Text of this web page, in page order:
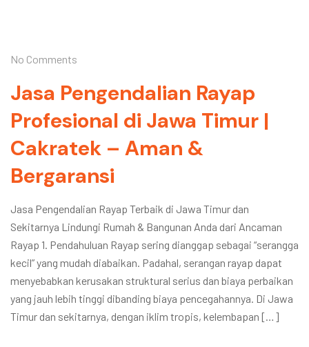
No Comments
Jasa Pengendalian Rayap
Profesional di Jawa Timur |
Cakratek – Aman &
Bergaransi
Jasa Pengendalian Rayap Terbaik di Jawa Timur dan
Sekitarnya Lindungi Rumah & Bangunan Anda dari Ancaman
Rayap 1. Pendahuluan Rayap sering dianggap sebagai “serangga
kecil” yang mudah diabaikan. Padahal, serangan rayap dapat
menyebabkan kerusakan struktural serius dan biaya perbaikan
yang jauh lebih tinggi dibanding biaya pencegahannya. Di Jawa
Timur dan sekitarnya, dengan iklim tropis, kelembapan […]